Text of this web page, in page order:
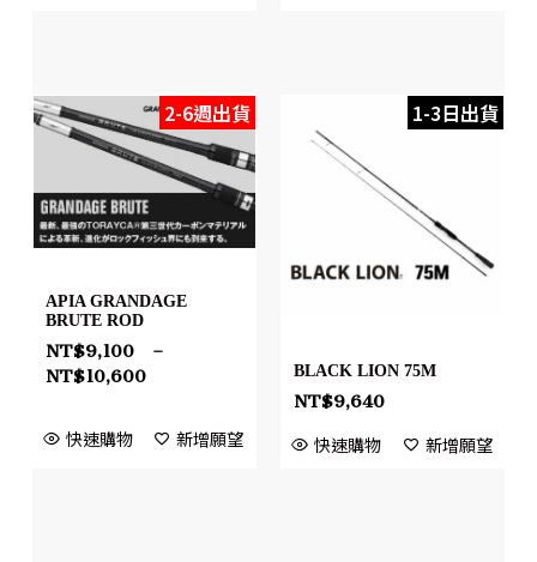
2-6週出貨
APIA GRANDAGE
BRUTE ROD
NT$9,100
–
NT$10,600
快速購物 新增願望
1-3日出貨
BLACK LION 75M
NT$9,640
快速購物 新增願望